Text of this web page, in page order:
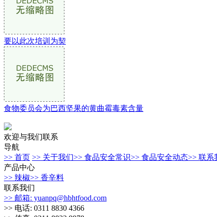
要以此次培训为契
食物委员会为巴西坚果的黄曲霉毒素含量
欢迎与我们联系
导航
>> 首页 >> 关于我们>> 食品安全常识>> 食品安全动态>> 联系
产品中心
>> 辣椒>> 香辛料
联系我们
>> 邮箱: yuanpq@hbhtfood.com
>> 电话: 0311 8830 4366